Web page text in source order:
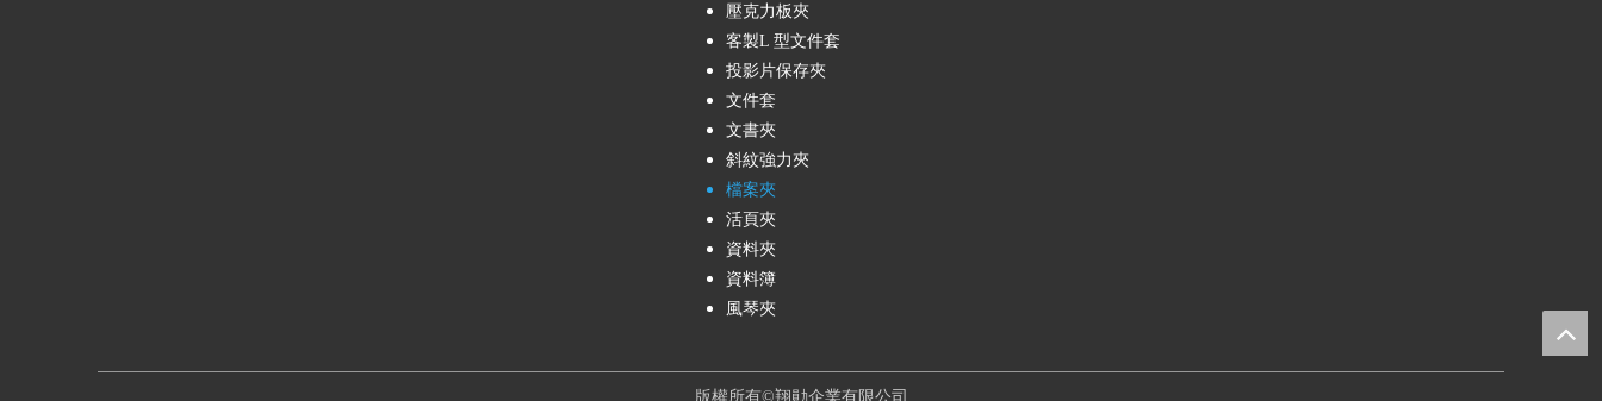
壓克力板夾
客製L 型文件套
投影片保存夾
文件套
文書夾
斜紋強力夾
檔案夾
活頁夾
資料夾
資料簿
風琴夾
版權所有©翔勛企業有限公司